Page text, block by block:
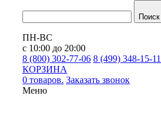
Поиск
ПН-ВС
с 10:00 до 20:00
8 (800) 302-77-06 8 (499) 348-15-11
КОРЗИНА
0 товаров. Заказать звонок
Меню